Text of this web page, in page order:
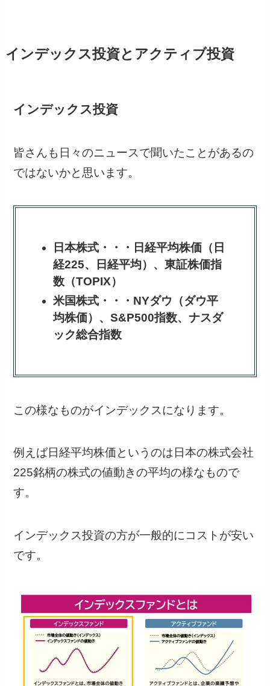
インデックス投資とアクティブ投資
インデックス投資
皆さんも日々のニュースで聞いたことがあるの
ではないかと思います。
日本株式・・・日経平均株価（日
経225、日経平均）、東証株価指
数（TOPIX）
米国株式・・・NYダウ（ダウ平
均株価）、S&P500指数、ナスダ
ック総合指数
この様なものがインデックスになります。
例えば日経平均株価というのは日本の株式会社
225銘柄の株式の値動きの平均の様なもので
す。
インデックス投資の方が一般的にコストが安い
です。